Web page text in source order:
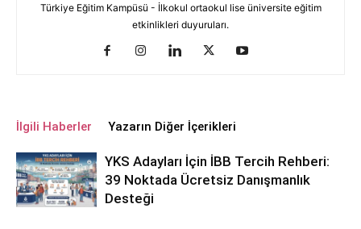
Türkiye Eğitim Kampüsü - İlkokul ortaokul lise üniversite eğitim
etkinlikleri duyuruları.
İlgili Haberler Yazarın Diğer İçerikleri
YKS Adayları İçin İBB Tercih Rehberi:
39 Noktada Ücretsiz Danışmanlık
Desteği